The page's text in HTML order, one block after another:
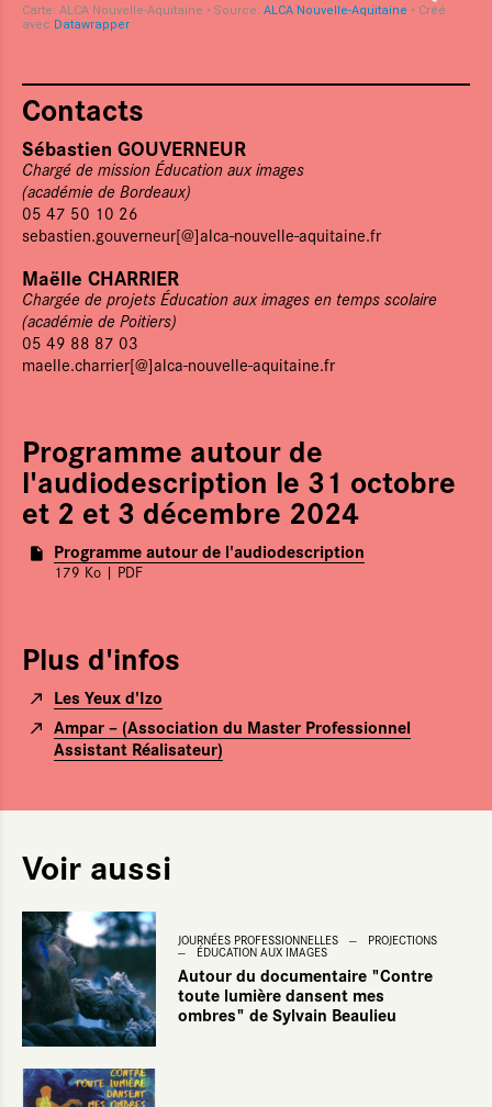
Le Pôle régional
L'Éducation aux images
Actualités
Agenda
Films d'atelier
Cartographie & chiffres clés
Newsletter
Contacts
Sébastien GOUVERNEUR
Chargé de mission Éducation aux images
(académie de Bordeaux)
05 47 50 10 26
sebastien.gouverneur[@]alca-nouvelle-aquitaine.fr
Maëlle CHARRIER
Chargée de projets Éducation aux images en temps scolaire
(académie de Poitiers)
05 49 88 87 03
maelle.charrier[@]alca-nouvelle-aquitaine.fr
Programme autour de
l'audiodescription le 31 octobre
et 2 et 3 décembre 2024
Programme autour de l'audiodescription
179 Ko | PDF
Plus d'infos
Les Yeux d'Izo
Ampar – (Association du Master Professionnel
Assistant Réalisateur)
Voir aussi
JOURNÉES PROFESSIONNELLES PROJECTIONS
ÉDUCATION AUX IMAGES
Autour du documentaire "Contre
toute lumière dansent mes
ombres" de Sylvain Beaulieu